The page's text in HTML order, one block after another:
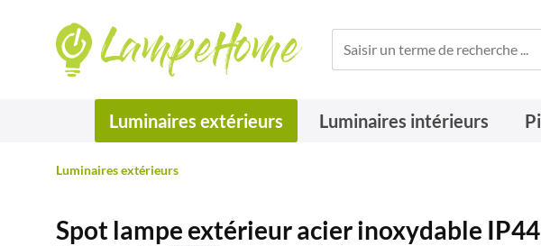
Luminaires extérieurs Luminaires intérieurs
Luminaires extérieurs
Spot lampe extérieur acier inoxydable